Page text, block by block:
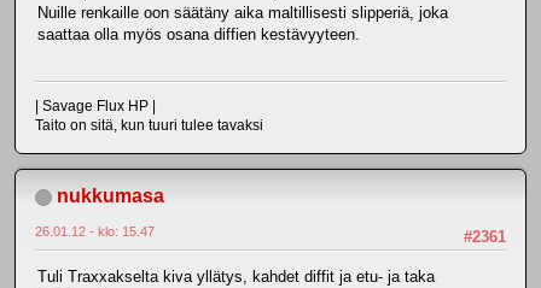
Nuille renkaille oon säätäny aika maltillisesti slipperiä, joka
saattaa olla myös osana diffien kestävyyteen.
| Savage Flux HP |
Taito on sitä, kun tuuri tulee tavaksi
nukkumasa
#2361
26.01.12 - klo: 15.47
Tuli Traxxakselta kiva yllätys, kahdet diffit ja etu- ja taka